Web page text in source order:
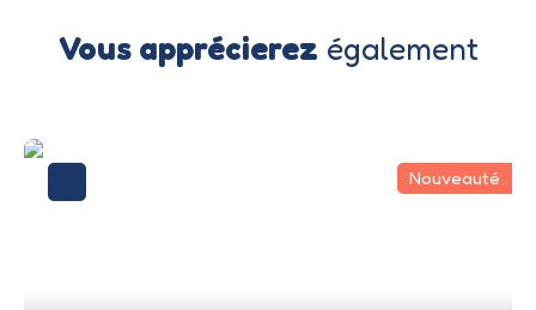
Vous apprécierez également
Nouveauté